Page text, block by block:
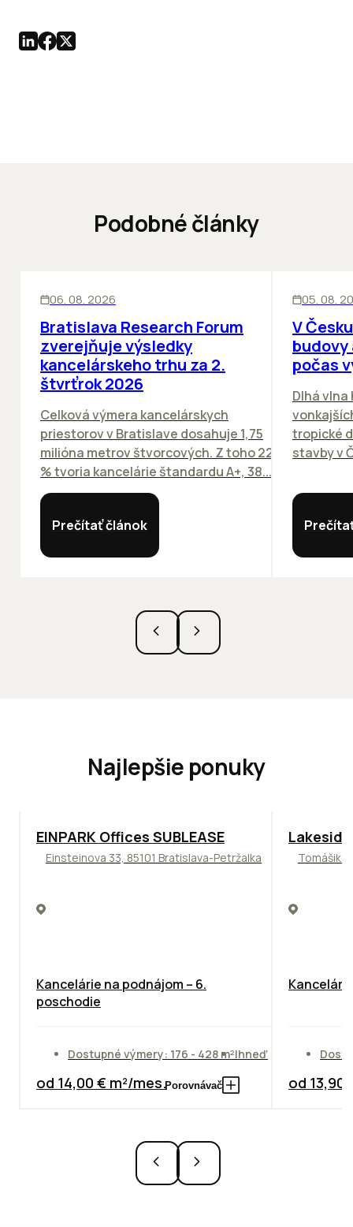
Podobné články
06. 08. 2026
Bratislava Research Forum
zverejňuje výsledky
kancelárskeho trhu za 2.
štvrťrok 2026
Celková výmera kancelárskych
priestorov v Bratislave dosahuje 1,75
milióna metrov štvorcových. Z toho 22
% tvoria kancelárie štandardu A+, 38...
Prečítať článok
05. 08.
V
počas
Dlhá
tropické
stavby v
Najlepšie ponuky
TOP ODPORÚČAME
EINPARK Offices SUBLEASE
Einsteinova 33, 85101 Bratislava-Petržalka
Kancelárie na podnájom – 6.
poschodie
Dostupné výmery: 176 - 428 m²Ihneď
od 14,00 € m²/mes.Porovnávač od 13,90